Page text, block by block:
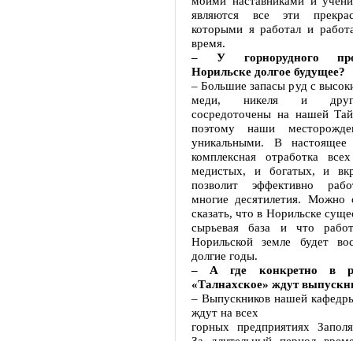
являются все эти
которыми я работал и
время.
– У горнорудного
Норильске долгое будущее?
– Большие запасы руд с
меди, никеля и
сосредоточены на нашей
поэтому наши
уникальными. В настоящее
комплексная отработка
медистых, и богатых, и
позволит эффективно
многие десятилетия. Можно
сказать, что в Норильске
сырьевая база и что
Норильской земле будет
долгие годы.
– А где конкретно в
«Талнахское» ждут
– Выпускников нашей
ждут на всех
горных предприятиях